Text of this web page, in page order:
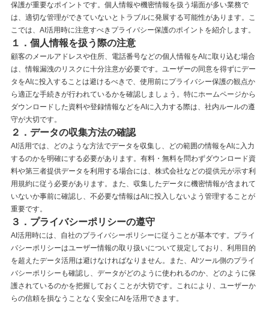
保護が重要なポイントです。個人情報や機密情報を扱う場面が多い業務で
は、適切な管理ができていないとトラブルに発展する可能性があります。こ
こでは、AI活用時に注意すべきプライバシー保護のポイントを紹介します。
１．個人情報を扱う際の注意
顧客のメールアドレスや住所、電話番号などの個人情報をAIに取り込む場合
は、情報漏洩のリスクに十分注意が必要です。ユーザーの同意を得ずにデー
タをAIに投入することは避けるべきで、使用前にプライバシー保護の観点か
ら適正な手続きが行われているかを確認しましょう。特にホームページから
ダウンロードした資料や登録情報などをAIに入力する際は、社内ルールの遵
守が大切です。
２．データの収集方法の確認
AI活用では、どのような方法でデータを収集し、どの範囲の情報をAIに入力
するのかを明確にする必要があります。有料・無料を問わずダウンロード資
料や第三者提供データを利用する場合には、株式会社などの提供元が示す利
用規約に従う必要があります。また、収集したデータに機密情報が含まれて
いないか事前に確認し、不必要な情報はAIに投入しないよう管理することが
重要です。
３．プライバシーポリシーの遵守
AI活用時には、自社のプライバシーポリシーに従うことが基本です。プライ
バシーポリシーはユーザー情報の取り扱いについて規定しており、利用目的
を超えたデータ活用は避けなければなりません。また、AIツール側のプライ
バシーポリシーも確認し、データがどのように使われるのか、どのように保
護されているのかを把握しておくことが大切です。これにより、ユーザーか
らの信頼を損なうことなく安全にAIを活用できます。